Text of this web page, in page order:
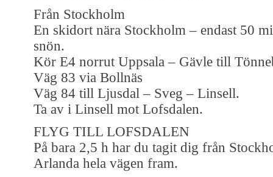
Från Stockholm
En skidort nära Stockholm – endast 50
snön.
Kör E4 norrut Uppsala – Gävle till
Väg 83 via Bollnäs
Väg 84 till Ljusdal – Sveg – Linsell.
Ta av i Linsell mot Lofsdalen.
FLYG TILL LOFSDALEN
På bara 2,5 h har du tagit dig från
Arlanda hela vägen fram.